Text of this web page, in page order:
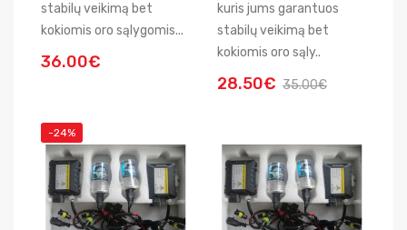
stabilų veikimą bet
kokiomis oro sąlygomis...
36.00€
kuris jums garantuos
stabilų veikimą bet
kokiomis oro sąly..
28.50€ 35.00€
-24%